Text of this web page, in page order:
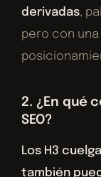
derivadas,
pero con
2. ¿En qué
SEO?
Los H3
también